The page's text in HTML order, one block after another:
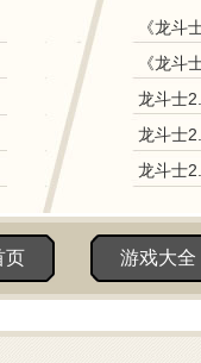
《龙斗
龙斗士
龙斗士
龙斗士
页 游戏大全